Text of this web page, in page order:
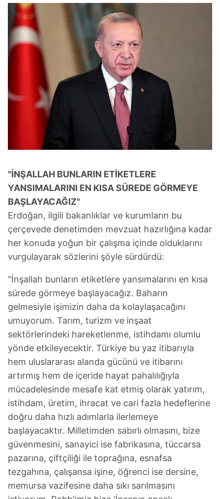
"İNŞALLAH BUNLARIN ETİKETLERE
YANSIMALARINI EN KISA SÜREDE GÖRMEYE
BAŞLAYACAĞIZ"
Erdoğan, ilgili bakanlıklar ve kurumların bu
çerçevede denetimden mevzuat hazırlığına kadar
her konuda yoğun bir çalışma içinde olduklarını
vurgulayarak sözlerini şöyle sürdürdü:
"İnşallah bunların etiketlere yansımalarını en kısa
sürede görmeye başlayacağız. Baharın
gelmesiyle işimizin daha da kolaylaşacağını
umuyorum. Tarım, turizm ve inşaat
sektörlerindeki hareketlenme, istihdamı olumlu
yönde etkileyecektir. Türkiye bu yaz itibarıyla
hem uluslararası alanda gücünü ve itibarını
artırmış hem de içeride hayat pahalılığıyla
mücadelesinde mesafe kat etmiş olarak yatırım,
istihdam, üretim, ihracat ve cari fazla hedeflerine
doğru daha hızlı adımlarla ilerlemeye
başlayacaktır. Milletimden sabırlı olmasını, bize
güvenmesini, sanayici ise fabrikasına, tüccarsa
pazarına, çiftçiliği ile toprağına, esnafsa
tezgahına, çalışansa işine, öğrenci ise dersine,
memursa vazifesine daha sıkı sarılmasını